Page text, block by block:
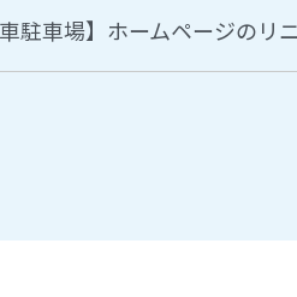
車駐車場】ホームページのリ